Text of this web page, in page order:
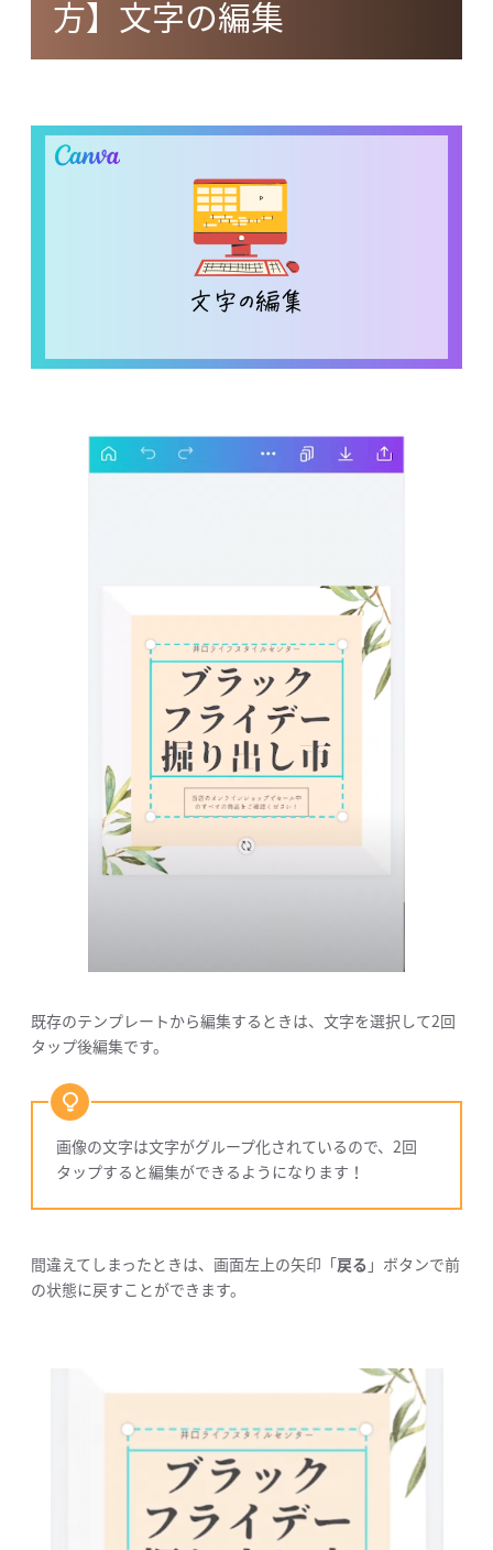
方】文字の編集
既存のテンプレートから編集するときは、文字を選択して2回
タップ後編集です。
画像の文字は文字がグループ化されているので、2回
タップすると編集ができるようになります！
間違えてしまったときは、画面左上の矢印「戻る 」ボタンで前
の状態に戻すことができます。